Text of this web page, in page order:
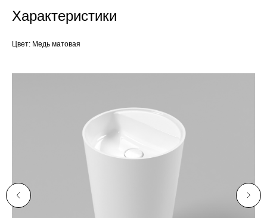
Характеристики
Цвет: Медь матовая